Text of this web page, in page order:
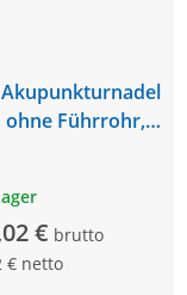
ohne Führrohr,
€ brutto
€ netto